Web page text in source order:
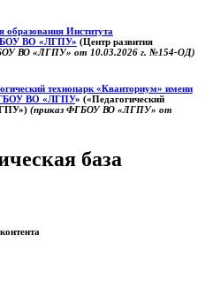
образования Института
ВО «ЛГПУ» (Центр развития
ВО «ЛГПУ» от 10.03.2026 г. №154-ОД)
технопарк «Кванториум» имени
ВО «ЛГПУ» («Педагогический
(приказ ФГБОУ ВО «ЛГПУ» от
база